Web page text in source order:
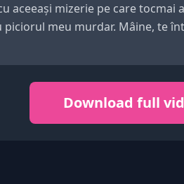
aceeași mizerie pe care
meu murdar. Mâine, te
Download full